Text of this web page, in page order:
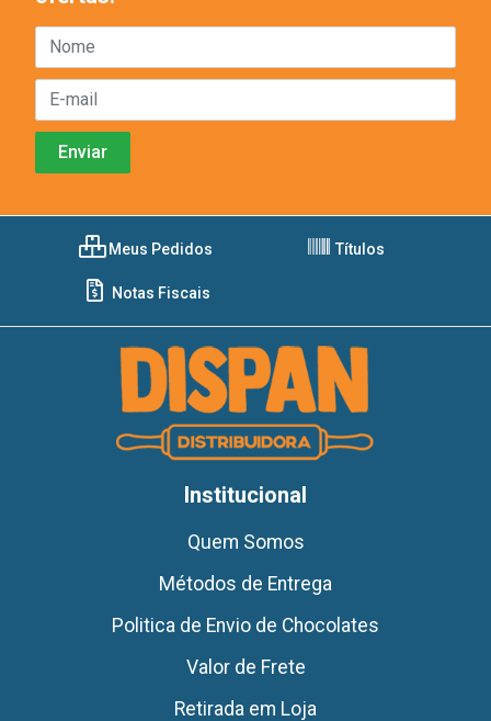
Meus Pedidos Títulos
Notas Fiscais
Institucional
Quem Somos
Métodos de Entrega
Politica de Envio de Chocolates
Valor de Frete
Retirada em Loja